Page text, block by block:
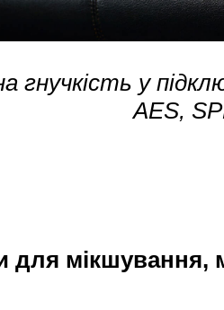
гнучкість у
AES,
для мікшування,